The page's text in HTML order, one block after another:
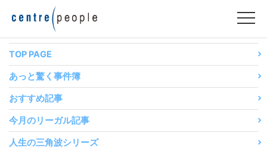
テ
TOP PAGE
あっと驚く事件簿
おすすめ記事
今月のリーガル記事
人生の三角波シリーズ